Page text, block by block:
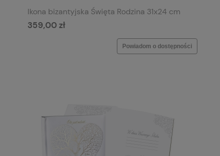
Ikona bizantyjska Święta Rodzina 31x24 cm
359,00 zł
Powiadom o dostępności